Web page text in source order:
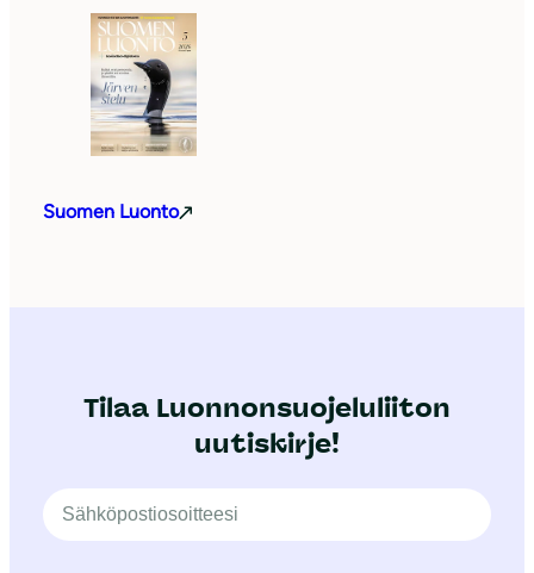
Suomen Luonto
Tilaa Luonnonsuojeluliiton
uutiskirje!